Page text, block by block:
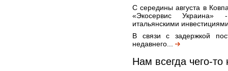
С середины августа в
«Экосервис Украина»
итальянскими
В связи с задержкой
недавнего...
Нам всегда чего-то